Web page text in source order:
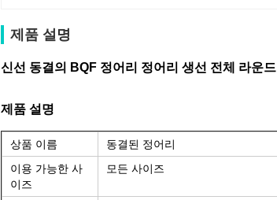
제품 설명
신선 동결의 BQF 정어리 정어리 생선 전체 라운드
제품 설명
상품 이름 동결된 정어리
이용 가능한 사
이즈
모든 사이즈